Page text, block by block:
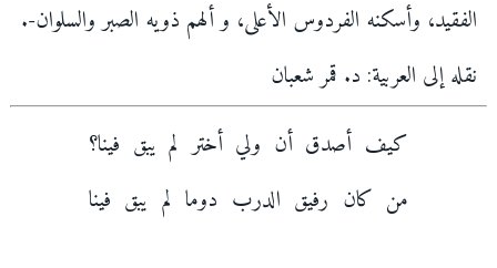
الفقيد، وأسكنه الفردوس الأعلى، و ألهم ذويه الصبر والسلوان-.
نقله إلى العربية: د. قمر شعبان
كيف أصدق أن ولي أختر لم يبق فينا؟
من كان رفيق الدرب دوما لم يبق فينا